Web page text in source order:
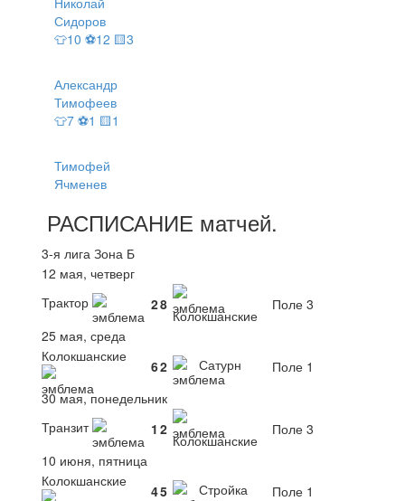
Сидоров
👕10 ⚽12 🟨3
Александр
Тимофеев
👕7 ⚽1 🟨1
Тимофей
Ячменев
РАСПИСАНИЕ матчей.
3-я лига Зона Б
12 мая, четверг
Трактор
28
Колокшанские
Поле 3
25 мая, среда
Колокшанские
62 Сатурн
Поле 1
30 мая, понедельник
Транзит
1 2
Колокшанские
Поле 3
10 июня, пятница
Колокшанские
45 Стройка
Поле 1